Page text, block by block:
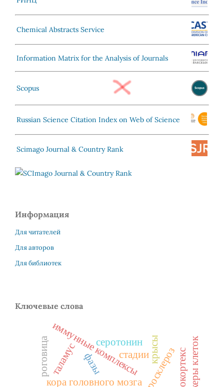
Chemical Abstracts Service
Information Matrix for the Analysis of Journals
Scopus
Russian Science Citation Index on Web of Science
Scimago Journal & Country Rank
Информация
Для читателей
Для авторов
Для библиотек
Ключевые слова
атеросклероз
иммунные комплексы
кора головного мозга
таламус фазы стадии
роговица маркеры клеток
серотонин крысы неокортекс